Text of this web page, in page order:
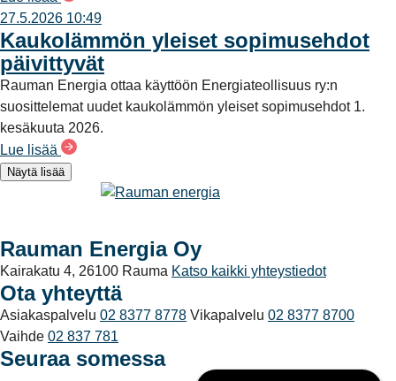
27.5.2026 10:49
Kaukolämmön yleiset sopimusehdot
päivittyvät
Rauman Energia ottaa käyttöön Energiateollisuus ry:n
suosittelemat uudet kaukolämmön yleiset sopimusehdot 1.
kesäkuuta 2026.
Lue lisää
Näytä lisää
Rauman Energia Oy
Kairakatu 4, 26100 Rauma Katso kaikki yhteystiedot
Ota yhteyttä
Asiakaspalvelu 02 8377 8778 Vikapalvelu 02 8377 8700
Vaihde 02 837 781
Seuraa somessa